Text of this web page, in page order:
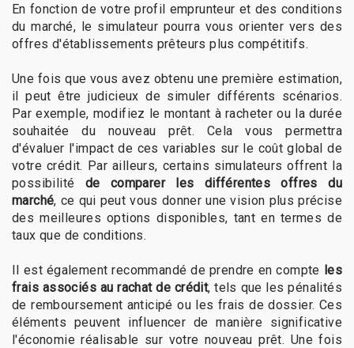
En fonction de votre profil emprunteur et des conditions
du marché, le simulateur pourra vous orienter vers des
offres d'établissements prêteurs plus compétitifs.
Une fois que vous avez obtenu une première estimation,
il peut être judicieux de simuler différents scénarios.
Par exemple, modifiez le montant à racheter ou la durée
souhaitée du nouveau prêt. Cela vous permettra
d'évaluer l'impact de ces variables sur le coût global de
votre crédit. Par ailleurs, certains simulateurs offrent la
possibilité de comparer les différentes offres du
marché, ce qui peut vous donner une vision plus précise
des meilleures options disponibles, tant en termes de
taux que de conditions.
Il est également recommandé de prendre en compte les
frais associés au rachat de crédit, tels que les pénalités
de remboursement anticipé ou les frais de dossier. Ces
éléments peuvent influencer de manière significative
l'économie réalisable sur votre nouveau prêt. Une fois